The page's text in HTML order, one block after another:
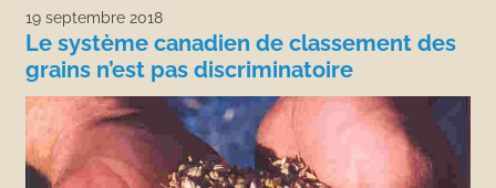
19 septembre 2018
Le système canadien de classement des
grains n’est pas discriminatoire